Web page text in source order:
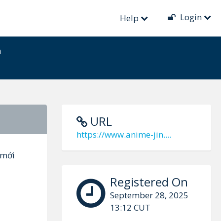
Help Login
URL
https://www.anime-jin....
Registered On
September 28, 2025
13:12 CUT